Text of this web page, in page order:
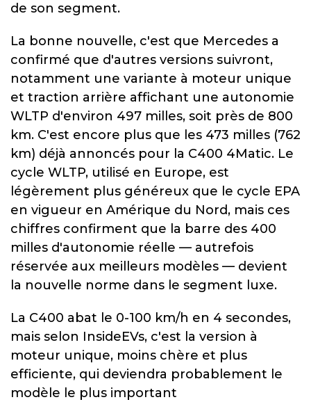
de son segment.
La bonne nouvelle, c'est que Mercedes a
confirmé que d'autres versions suivront,
notamment une variante à moteur unique
et traction arrière affichant une autonomie
WLTP d'environ 497 milles, soit près de 800
km. C'est encore plus que les 473 milles (762
km) déjà annoncés pour la C400 4Matic. Le
cycle WLTP, utilisé en Europe, est
légèrement plus généreux que le cycle EPA
en vigueur en Amérique du Nord, mais ces
chiffres confirment que la barre des 400
milles d'autonomie réelle — autrefois
réservée aux meilleurs modèles — devient
la nouvelle norme dans le segment luxe.
La C400 abat le 0-100 km/h en 4 secondes,
mais selon InsideEVs, c'est la version à
moteur unique, moins chère et plus
efficiente, qui deviendra probablement le
modèle le plus important